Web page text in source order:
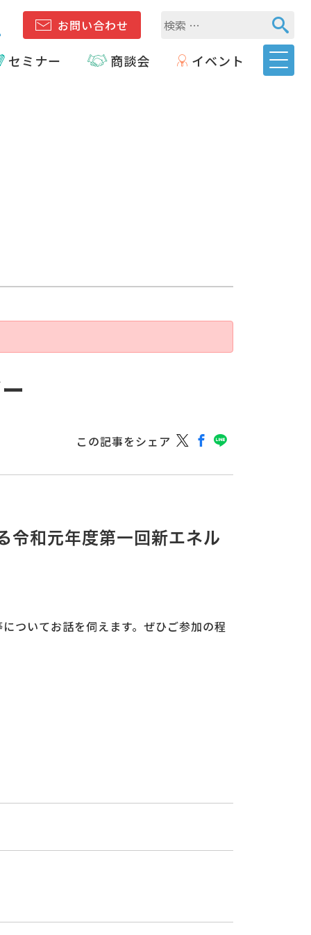
お問い合わせ
セミナー 商談会 イベント
この記事をシェア
令和元年度第一回新エネル
ついてお話を伺えます。ぜひご参加の程